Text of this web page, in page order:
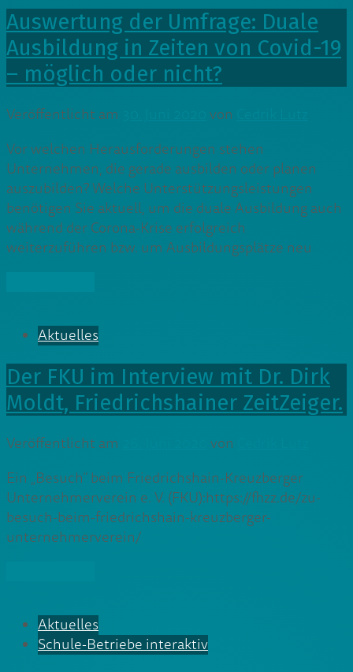
Auswertung der Umfrage: Duale
Ausbildung in Zeiten von Covid-19
– möglich oder nicht?
Veröffentlicht am von
Vor welchen Herausforderungen stehen
Unternehmen, die gerade ausbilden oder planen
auszubilden? Welche Unterstützungsleistungen
benötigen Sie aktuell, um die duale Ausbildung auch
während der Corona-Krise erfolgreich
weiterzuführen bzw. um Ausbildungsplätze neu
Aktuelles
Der FKU im Interview mit Dr. Dirk
Moldt, Friedrichshainer ZeitZeiger.
Veröffentlicht am von
Ein „Besuch“ beim Friedrichshain-Kreuzberger
Unternehmerverein e. V. (FKU):https://fhzz.de/zu-
besuch-beim-friedrichshain-kreuzberger-
unternehmerverein/
Aktuelles
Schule-Betriebe interaktiv